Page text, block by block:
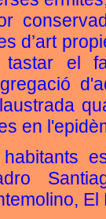
d’art
tastar el
en